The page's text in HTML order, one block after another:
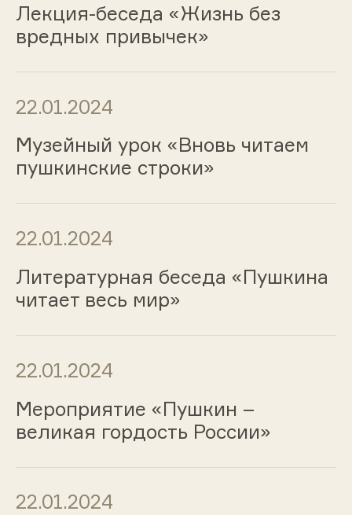
Лекция-беседа «Жизнь без
вредных привычек»
22.01.2024
Музейный урок «Вновь читаем
пушкинские строки»
22.01.2024
Литературная беседа «Пушкина
читает весь мир»
22.01.2024
Мероприятие «Пушкин –
великая гордость России»
22.01.2024